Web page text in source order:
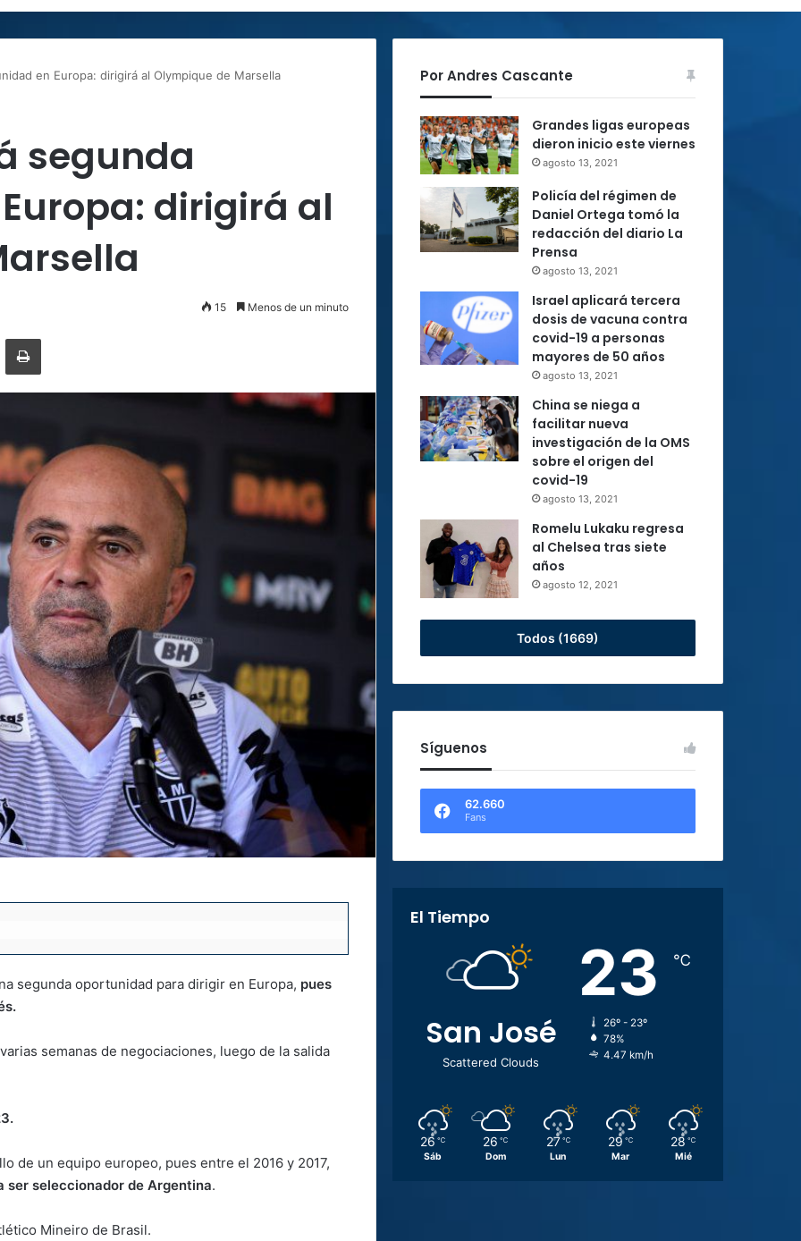
en Europa: dirigirá al Olympique de Marsella
segunda
dirigirá al
15 Menos de un minuto
por correo electrónicoImprimir
segunda oportunidad para dirigir en Europa, pues
semanas de negociaciones, luego de la salida
de un equipo europeo, pues entre el 2016 y 2017,
ser seleccionador de Argentina.
Mineiro de Brasil.
Por Andres Cascante
Grandes ligas europeas
dieron inicio este viernes
agosto 13, 2021
Policía del régimen de
Daniel Ortega tomó la
redacción del diario La
Prensa
agosto 13, 2021
Israel aplicará tercera
dosis de vacuna contra
covid-19 a personas
mayores de 50 años
agosto 13, 2021
China se niega a
facilitar nueva
investigación de la OMS
sobre el origen del
covid-19
agosto 13, 2021
Romelu Lukaku regresa
al Chelsea tras siete
años
agosto 12, 2021
Todos (1669)
Síguenos
62.660
Fans
El Tiempo
San José
Scattered Clouds
23 ℃
26º - 23º
78%
4.47 km/h
26 ℃
Sáb
26 ℃
Dom
27 ℃
Lun
29 ℃
Mar
28 ℃
Mié